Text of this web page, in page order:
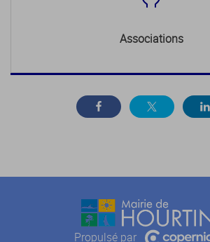
Associations
Propulsé par